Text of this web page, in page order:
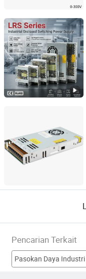
Zhejiang Leyu Electric
Zhejiang, China
Zhejiang Ximeng
Zhejiang, China
Pencarian Terkait
Pasokan Daya